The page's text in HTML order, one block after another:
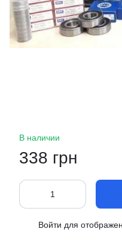
В наличии
338 грн
Войти для